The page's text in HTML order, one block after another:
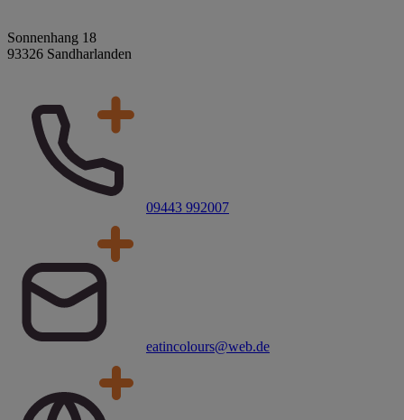
Sonnenhang 18
93326 Sandharlanden
09443 992007
eatincolours@web.de